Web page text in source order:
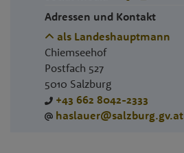
Adressen und Kontakt
als Landeshauptmann
Chiemseehof
Postfach 527
5010 Salzburg
+43 662 8042-2333
haslauer@salzburg.gv.at